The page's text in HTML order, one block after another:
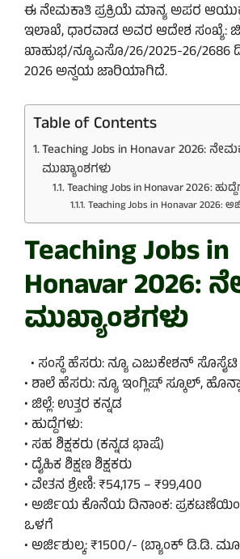
ಈ ನೇಮಕಾತಿ ಪ್ರಕ್ರಿಯೆ ಮಾನ್ಯ ಅಪರ
ಇಲಾಖೆ, ಧಾರವಾಡ ಅವರ ಆದೇಶ ಸಂಖ್ಯೆ:
ಖಾಹುಭ/ನ್ಯೂಎಸೊ/26/2025-26/2686
2026 ಅನ್ವಯ ಜಾರಿಯಾಗಿದೆ.
Table of Contents
Teaching Jobs in Honavar 2026:
ಮುಖ್ಯಾಂಶಗಳು
Teaching Jobs in Honavar 2026:
Teaching Jobs in Honavar 2026:
Teaching Jobs in
Honavar 2026:
ಮುಖ್ಯಾಂಶಗಳು
• ಸಂಸ್ಥೆ ಹೆಸರು: ನ್ಯೂ ಎಜುಕೇಶನ್
• ಶಾಲೆ ಹೆಸರು: ನ್ಯೂ ಇಂಗ್ಲಿಷ್ ಸ್ಕೂಲ್,
• ಜಿಲ್ಲೆ: ಉತ್ತರ ಕನ್ನಡ
• ಹುದ್ದೆಗಳು:
• ಸಹ ಶಿಕ್ಷಕರು (ಕನ್ನಡ ಭಾಷೆ)
• ದೈಹಿಕ ಶಿಕ್ಷಣ ಶಿಕ್ಷಕರು
• ವೇತನ ಶ್ರೇಣಿ: ₹54,175 – ₹99,400
• ಅರ್ಜಿಯ ಕೊನೆಯ ದಿನಾಂಕ:
ಒಳಗೆ
• ಅರ್ಜಿಶುಲ್ಕ: ₹1500/- (ಬ್ಯಾಂಕ್ ಡಿ.ಡಿ.